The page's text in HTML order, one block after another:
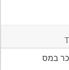
במס